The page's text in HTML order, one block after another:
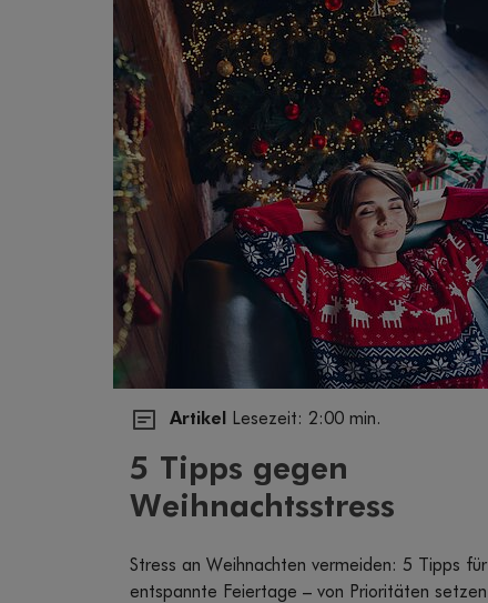
Artikel Lesezeit: 2:00 min.
5 Tipps gegen
Weihnachtsstress
Stress an Weihnachten vermeiden: 5 Tipps für
entspannte Feiertage – von Prioritäten setzen